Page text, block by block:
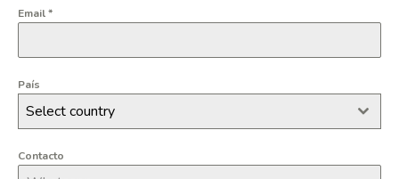
Email*
País
Select country
Contacto